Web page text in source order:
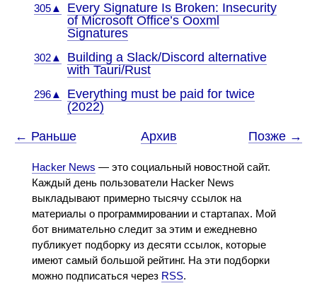
305▲
Every Signature Is Broken: Insecurity
of Microsoft Office’s Ooxml
Signatures
302▲
Building a Slack/Discord alternative
with Tauri/Rust
296▲
Everything must be paid for twice
(2022)
← Раньше Архив Позже →
Hacker News — это социальный новостной сайт.
Каждый день пользователи Hacker News
выкладывают примерно тысячу ссылок на
материалы о программировании и стартапах. Мой
бот внимательно следит за этим и ежедневно
публикует подборку из десяти ссылок, которые
имеют самый большой рейтинг. На эти подборки
можно подписаться через RSS.